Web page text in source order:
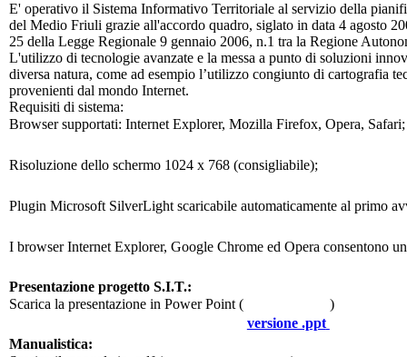
E' operativo il Sistema Informativo Territoriale al servizio della
del Medio Friuli grazie all'accordo quadro, siglato in data 4 agosto
25 della Legge Regionale 9 gennaio 2006, n.1 tra la Regione
L'utilizzo di tecnologie avanzate e la messa a punto di soluzioni
diversa natura, come ad esempio l’utilizzo congiunto di cartografia
provenienti dal mondo Internet.
Requisiti di sistema:
Browser supportati: Internet Explorer, Mozilla Firefox, Opera, Safari;
Risoluzione dello schermo 1024 x 768 (consigliabile);
Plugin Microsoft SilverLight scaricabile automaticamente al primo
I browser Internet Explorer, Google Chrome ed Opera
Presentazione progetto S.I.T.:
Scarica la presentazione in Power Point ( versione .ppt )
Manualistica: